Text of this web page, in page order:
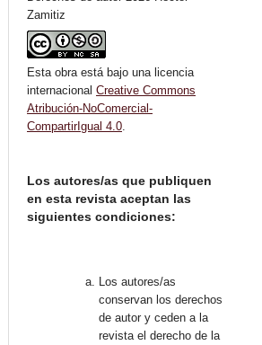
Zamitiz
Esta obra está bajo una licencia
internacional Creative Commons
Atribución-NoComercial-
CompartirIgual 4.0
Los autores/as que publiquen
en esta revista aceptan las
siguientes condiciones:
Los autores/as
conservan los derechos
de autor y ceden a la
revista el derecho de la